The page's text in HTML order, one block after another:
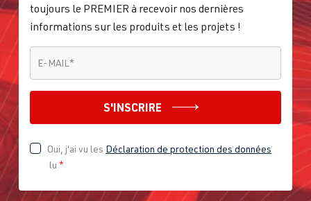
toujours le PREMIER à recevoir nos dernières
informations sur les produits et les projets !
E-MAIL *
S'INSCRIRE
Oui, j'ai vu les Déclaration de protection des données
lu *